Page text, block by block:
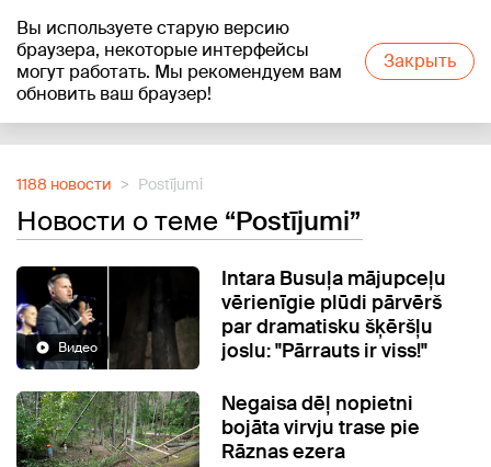
Вы используете старую версию
браузера, некоторые интерфейсы
могут работать. Мы рекомендуем вам
обновить ваш браузер!
Закрыть
+19°C
1188 новости Postījumi
Новости о теме “Postījumi”
Видео
Intara Busuļa mājupceļu
vērienīgie plūdi pārvērš
par dramatisku šķēršļu
joslu: "Pārrauts ir viss!"
Negaisa dēļ nopietni
bojāta virvju trase pie
Rāznas ezera